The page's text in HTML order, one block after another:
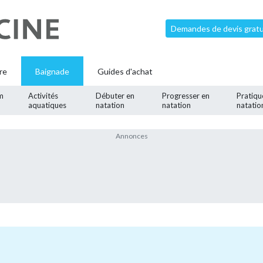
Demandes de devis
Baignade
Activités
aquatiques
Débuter en
natation
Progresser en
natation
Guides d'achat